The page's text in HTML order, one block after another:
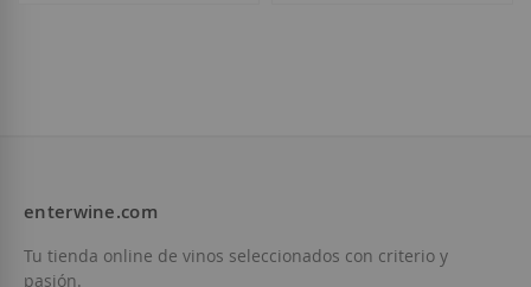
enterwine.com
Tu tienda online de vinos seleccionados con criterio y
pasión.